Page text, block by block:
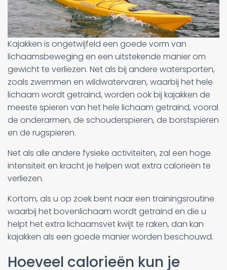
Kajakken is ongetwijfeld een goede vorm van
lichaamsbeweging en een uitstekende manier om
gewicht te verliezen. Net als bij andere watersporten,
zoals zwemmen en wildwatervaren, waarbij het hele
lichaam wordt getraind, worden ook bij kajakken de
meeste spieren van het hele lichaam getraind, vooral
de onderarmen, de schouderspieren, de borstspieren
en de rugspieren.
Net als alle andere fysieke activiteiten, zal een hoge
intensiteit en kracht je helpen wat extra calorieën te
verliezen.
Kortom, als u op zoek bent naar een trainingsroutine
waarbij het bovenlichaam wordt getraind en die u
helpt het extra lichaamsvet kwijt te raken, dan kan
kajakken als een goede manier worden beschouwd.
Hoeveel calorieën kun je